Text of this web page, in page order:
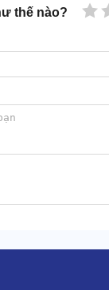
củatủ
ngăn nhỏ,
thế nào? 1